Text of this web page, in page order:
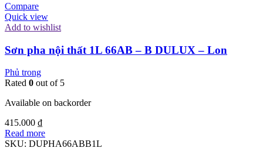
Compare
Quick view
Add to wishlist
Sơn pha nội thất 1L 66AB – B DULUX – Lon
Phủ trong
Rated 0 out of 5
Available on backorder
415.000 ₫
Read more
SKU: DUPHA66ABB1L